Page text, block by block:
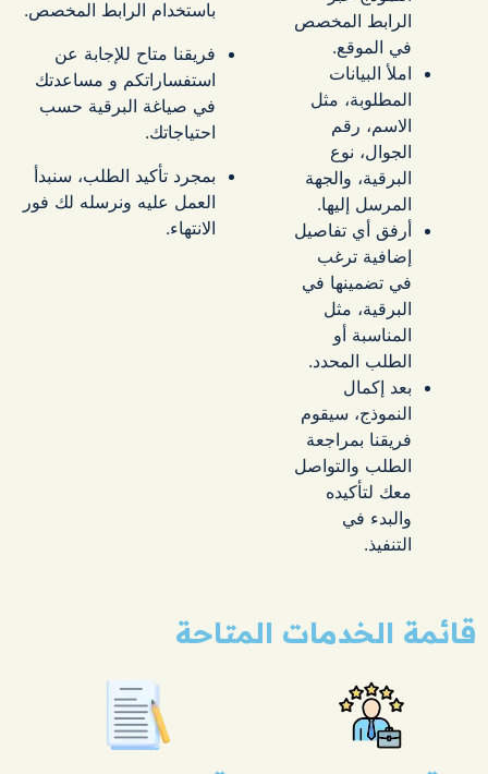
الرابط المخصص
في الموقع.
املأ البيانات
المطلوبة، مثل
الاسم، رقم
الجوال، نوع
البرقية، والجهة
المرسل إليها.
أرفق أي تفاصيل
إضافية ترغب
في تضمينها في
البرقية، مثل
المناسبة أو
الطلب المحدد.
بعد إكمال
النموذج، سيقوم
فريقنا بمراجعة
الطلب والتواصل
معك لتأكيده
والبدء في
التنفيذ.
باستخدام الرابط المخصص.
فريقنا متاح للإجابة عن
استفساراتكم و مساعدتك
في صياغة البرقية حسب
احتياجاتك.
بمجرد تأكيد الطلب، سنبدأ
العمل عليه ونرسله لك فور
الانتهاء.
قائمة الخدمات المتاحة